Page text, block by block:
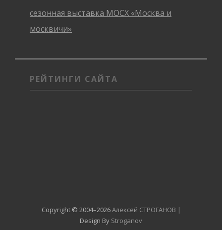
сезонная выставка МОСХ «Москва и
москвичи»
РЕЙТИНГИ САЙТА
Copyright © 2004–2026Алексей СТРОГАНОВ |
Design By Stroganov